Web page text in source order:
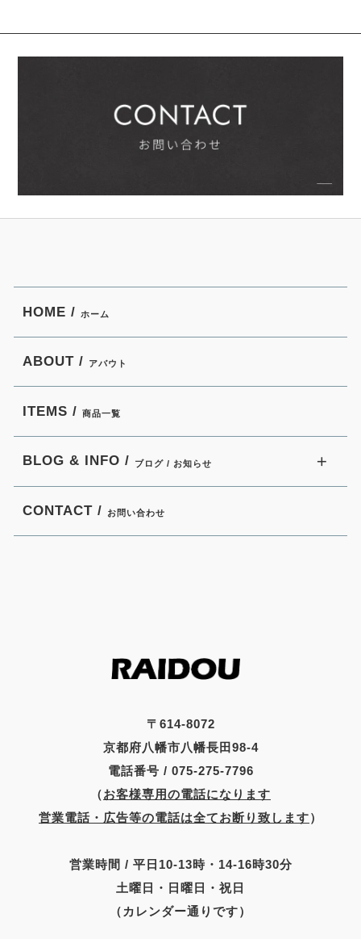
〒614-8072
京都府八幡市八幡長田98-4
電話番号 / 075-275-7796
（お客様専用の電話になります
営業電話・広告等の電話は全てお断り致します）
営業時間 / 平日10-13時・14-16時30分
土曜日・日曜日・祝日
（カレンダー通りです）
HOME / ホーム
ABOUT / アバウト
ITEMS / 商品一覧
BLOG & INFO / ブログ / お知らせ
CONTACT / お問い合わせ